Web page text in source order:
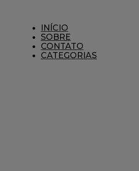
INÍCIO
SOBRE
CONTATO
CATEGORIAS